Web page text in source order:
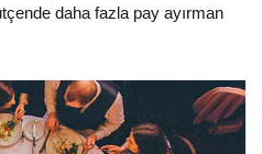
daha fazla pay ayırman